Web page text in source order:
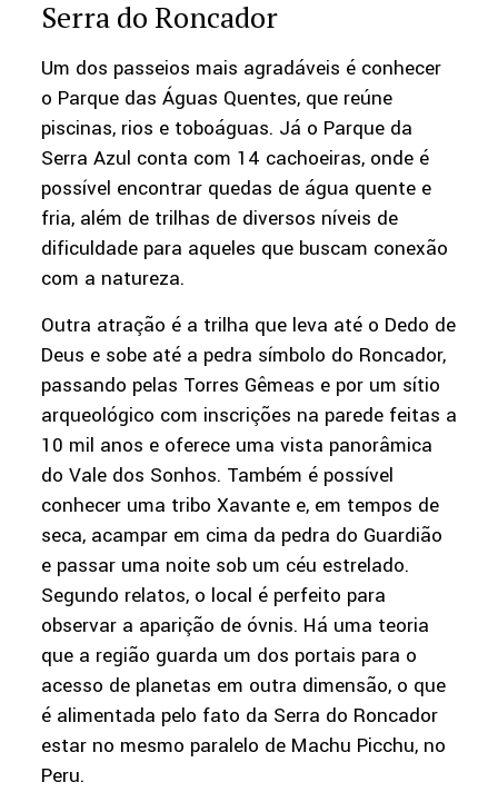
Serra do Roncador
Um dos passeios mais agradáveis é conhecer
o Parque das Águas Quentes, que reúne
piscinas, rios e toboáguas. Já o Parque da
Serra Azul conta com 14 cachoeiras, onde é
possível encontrar quedas de água quente e
fria, além de trilhas de diversos níveis de
dificuldade para aqueles que buscam conexão
com a natureza.
Outra atração é a trilha que leva até o Dedo de
Deus e sobe até a pedra símbolo do Roncador,
passando pelas Torres Gêmeas e por um sítio
arqueológico com inscrições na parede feitas a
10 mil anos e oferece uma vista panorâmica
do Vale dos Sonhos. Também é possível
conhecer uma tribo Xavante e, em tempos de
seca, acampar em cima da pedra do Guardião
e passar uma noite sob um céu estrelado.
Segundo relatos, o local é perfeito para
observar a aparição de óvnis. Há uma teoria
que a região guarda um dos portais para o
acesso de planetas em outra dimensão, o que
é alimentada pelo fato da Serra do Roncador
estar no mesmo paralelo de Machu Picchu, no
Peru.